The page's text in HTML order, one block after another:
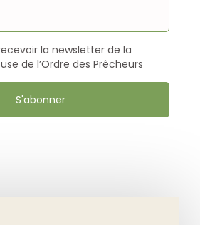
la newsletter de la
de l’Ordre des Prêcheurs
S'abonner